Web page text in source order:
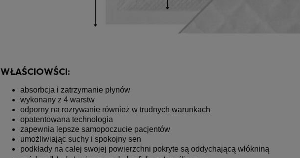
WŁAŚCIOWŚCI:
absorbcja i zatrzymanie płynów
wykonany z 4 warstw
odporny na rozrywanie również w trudnych warunkach
opatentowana technologia
zapewnia lepsze samopoczucie pacjentów
umożliwiając suchy i spokojny sen
podkłady na całej swojej powierzchni pokryte są oddychającą włókniną